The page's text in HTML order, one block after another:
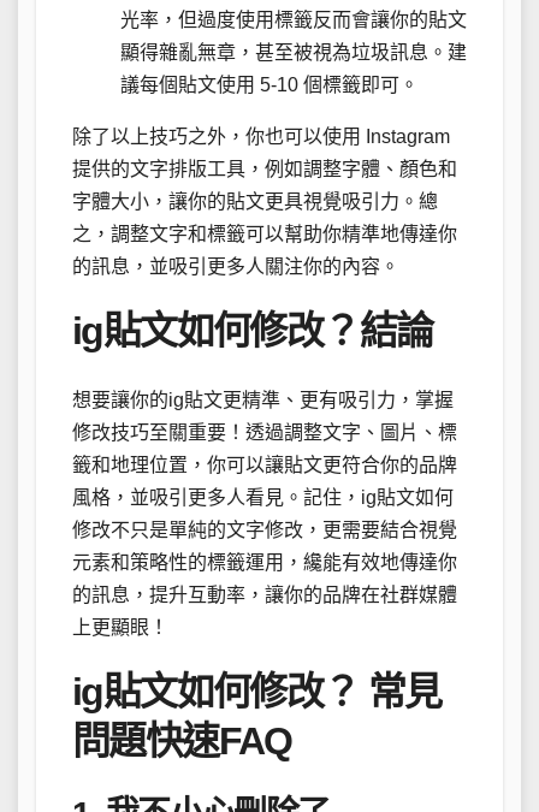
光率，但過度使用標籤反而會讓你的貼文
顯得雜亂無章，甚至被視為垃圾訊息。建
議每個貼文使用 5-10 個標籤即可。
除了以上技巧之外，你也可以使用 Instagram
提供的文字排版工具，例如調整字體、顏色和
字體大小，讓你的貼文更具視覺吸引力。總
之，調整文字和標籤可以幫助你精準地傳達你
的訊息，並吸引更多人關注你的內容。
ig貼文如何修改？結論
想要讓你的ig貼文更精準、更有吸引力，掌握
修改技巧至關重要！透過調整文字、圖片、標
籤和地理位置，你可以讓貼文更符合你的品牌
風格，並吸引更多人看見。記住，ig貼文如何
修改不只是單純的文字修改，更需要結合視覺
元素和策略性的標籤運用，纔能有效地傳達你
的訊息，提升互動率，讓你的品牌在社群媒體
上更顯眼！
ig貼文如何修改？ 常見
問題快速FAQ